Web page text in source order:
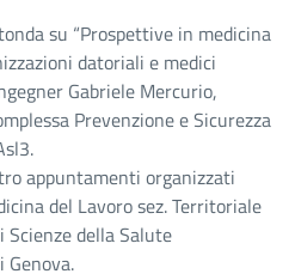
su “Prospettive in medicina
datoriali e medici
Gabriele Mercurio,
Prevenzione e Sicurezza
appuntamenti organizzati
del Lavoro sez. Territoriale
della Salute
Genova.